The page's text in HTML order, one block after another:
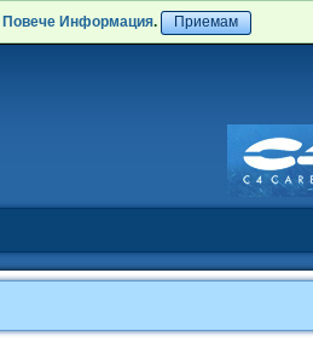
Повече Информация. Приемам